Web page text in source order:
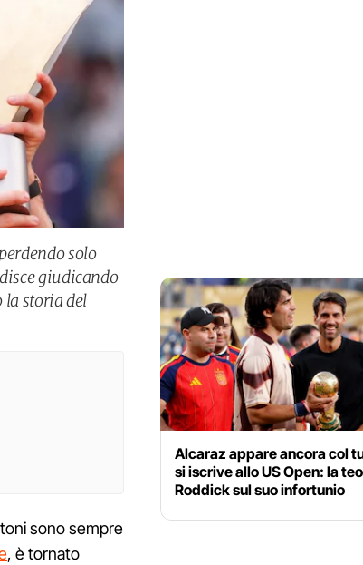
solo
giudicando
la storia del
sono sempre
, è tornato
Alcaraz appare ancora col
si iscrive allo US Open: la
Roddick sul suo infortunio